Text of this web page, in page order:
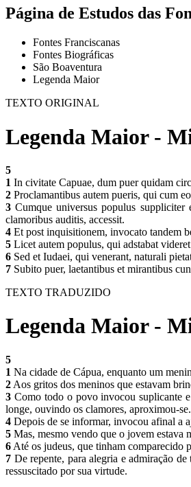
Página de Estudos das
Fontes Franciscanas
Fontes Biográficas
São Boaventura
Legenda Maior
TEXTO ORIGINAL
Legenda Maior -
5
1 In civitate Capuae, dum puer quidam
2 Proclamantibus autem pueris, qui cum
3 Cumque universus populus
clamoribus auditis, accessit.
4 Et post inquisitionem, invocato tandem
5 Licet autem populus, qui adstabat
6 Sed et Iudaei, qui venerant, naturali
7 Subito puer, laetantibus et mirantibus
TEXTO TRADUZIDO
Legenda Maior -
5
1 Na cidade de Cápua, enquanto um
2 Aos gritos dos meninos que estavam
3 Como todo o povo invocou suplicante
longe, ouvindo os clamores, aproximou-se.
4 Depois de se informar, invocou afinal a
5 Mas, mesmo vendo que o jovem estava
6 Até os judeus, que tinham comparecido
7 De repente, para alegria e admiração
ressuscitado por sua virtude.